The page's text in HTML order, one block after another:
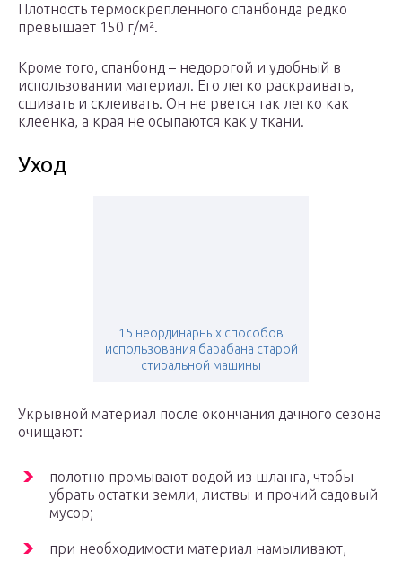
Плотность термоскрепленного спанбонда редко
превышает 150 г/м².
Кроме того, спанбонд – недорогой и удобный в
использовании материал. Его легко раскраивать,
сшивать и склеивать. Он не рвется так легко как
клеенка, а края не осыпаются как у ткани.
Уход
15 неординарных способов
использования барабана старой
стиральной машины
Укрывной материал после окончания дачного сезона
очищают:
полотно промывают водой из шланга, чтобы
убрать остатки земли, листвы и прочий садовый
мусор;
при необходимости материал намыливают,